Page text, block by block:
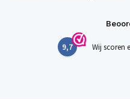
9,7 Wij scoren